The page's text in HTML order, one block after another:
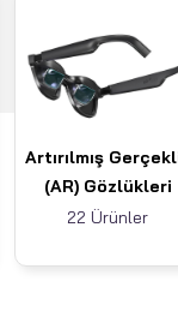
Artırılmış
(AR) Gözlükleri
22 Ürünler